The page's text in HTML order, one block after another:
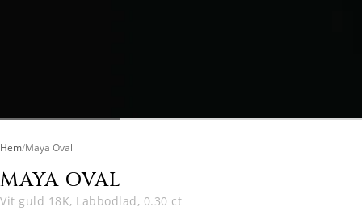
Hem/Maya Oval
MAYA OVAL
Vit guld 18K, Labbodlad, 0.30 ct